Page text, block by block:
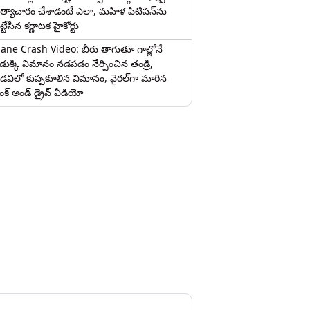
చేశాడంటే ఎలా, మహిళ పిటిషన్‌ను
కర్ణాటక హైకోర్టు
Crash Video: బీరు తాగుతూ గాల్లోనే
విమానం నడపడం నేర్పించిన తండ్రి,
కుప్పకూలిన విమానం, వైరల్‌గా మారిన
అండ్ డ్రైవ్ వీడియో